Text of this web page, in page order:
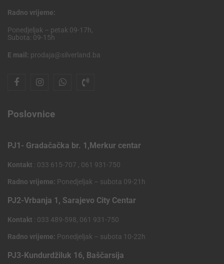
Radno vrijeme:
Ponedjeljak – petak 09-17h,
Subota: 09-15h
E mail: prodaja@silverland.ba
Poslovnice
PJ1- Gradačačka br. 1,Merkur centar
Kontakt : 033 615-707 , 061 931-750
Radno vrijeme: Ponedjeljak – subota 09-21h
PJ2-Vrbanja 1, Sarajevo City Centar
Kontakt : 033 489-598, 061 931-750
Radno vrijeme: Ponedjeljak – subota 10-22h
PJ3-Kundurdžiluk 16, Baščarsija